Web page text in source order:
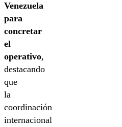
Venezuela
para
concretar
el
operativo,
destacando
que
la
coordinación
internacional